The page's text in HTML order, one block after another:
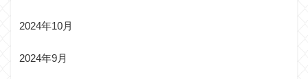
2024年10月
2024年9月